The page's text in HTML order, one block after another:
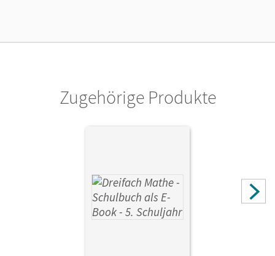
Kaste, Tim; Lauer, Alexander; Neugebauer, Annika;
Zugehörige Produkte